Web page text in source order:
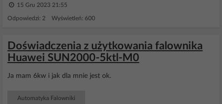
15 Gru 2023 21:55
Odpowiedzi: 2 Wyświetleń: 600
Doświadczenia z użytkowania falownika
Huawei SUN2000-5ktl-M0
Ja mam 6kw i jak dla mnie jest ok.
Automatyka Falowniki